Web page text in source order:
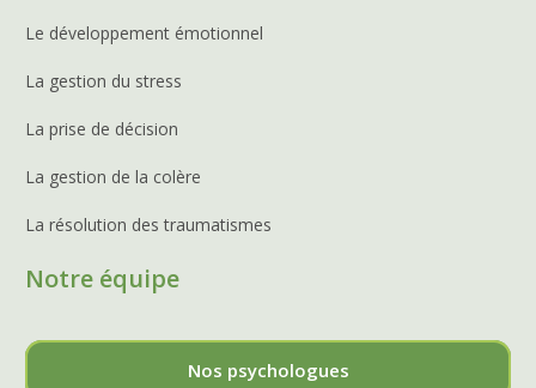
Le développement émotionnel
La gestion du stress
La prise de décision
La gestion de la colère
La résolution des traumatismes
Notre équipe
Nos psychologues